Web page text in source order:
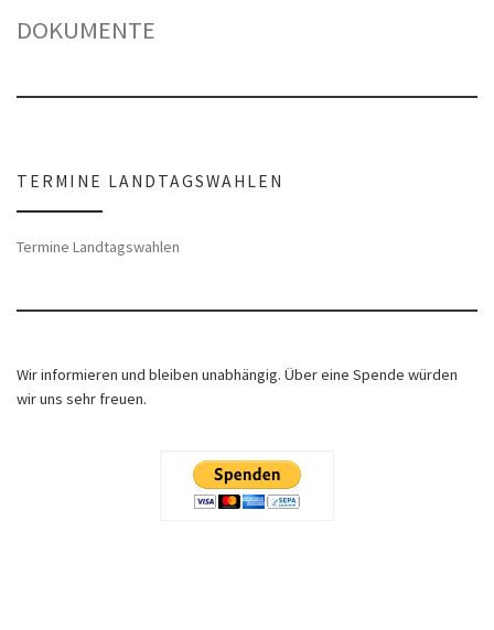
DOKUMENTE
TERMINE LANDTAGSWAHLEN
Termine Landtagswahlen
Wir informieren und bleiben unabhängig. Über eine Spende würden
wir uns sehr freuen.